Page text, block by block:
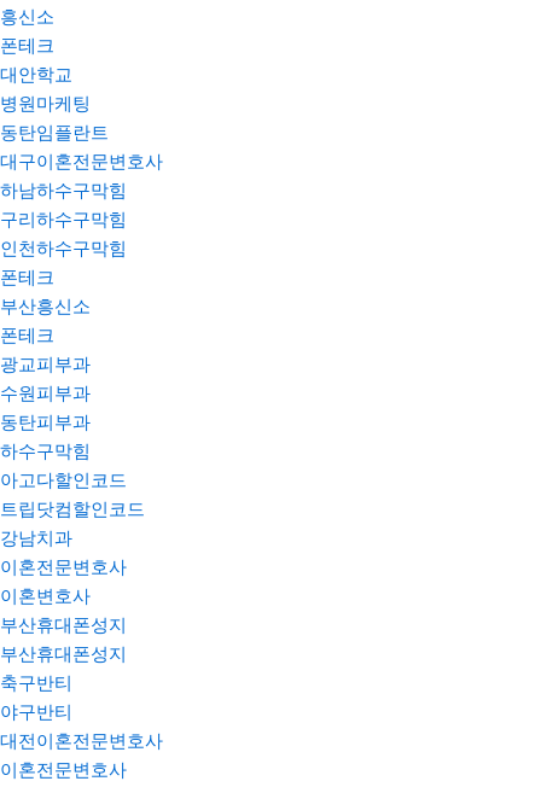
흥신소
폰테크
대안학교
병원마케팅
동탄임플란트
대구이혼전문변호사
하남하수구막힘
구리하수구막힘
인천하수구막힘
폰테크
부산흥신소
폰테크
광교피부과
수원피부과
동탄피부과
하수구막힘
아고다할인코드
트립닷컴할인코드
강남치과
이혼전문변호사
이혼변호사
부산휴대폰성지
부산휴대폰성지
축구반티
야구반티
대전이혼전문변호사
이혼전문변호사